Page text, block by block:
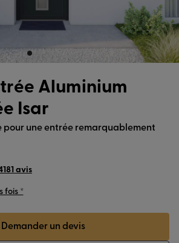
Aluminium
Isar
pour une entrée remarquablement
avis
fois *
Demander un devis